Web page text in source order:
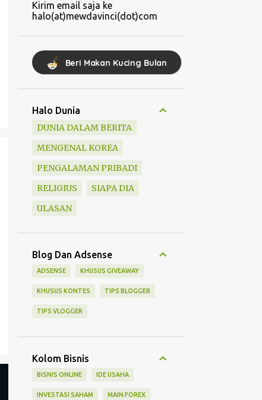
Kirim email saja ke
halo(at)mewdavinci(dot)com
Beri Makan Kucing Bulan
Halo Dunia
DUNIA DALAM BERITA
MENGENAL KOREA
PENGALAMAN PRIBADI
RELIGIUS
SIAPA DIA
ULASAN
Blog Dan Adsense
ADSENSE KHUSUS GIVEAWAY
KHUSUS KONTES TIPS BLOGGER
TIPS VLOGGER
Kolom Bisnis
BISNIS ONLINE IDE USAHA
INVESTASI SAHAM MAIN FOREX